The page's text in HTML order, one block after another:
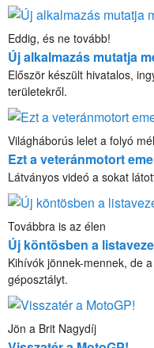
Eddig, és ne tovább!
Új alkalmazás mutatja
Először készült hivatalos,
területekről.
Világháborús lelet a folyó
Ezt a veteránmotort
Látványos videó a sokat
Továbbra is az élen
Új köntösben a
Kihívók jönnek-mennek, de
géposztályt.
Jön a Brit Nagydíj